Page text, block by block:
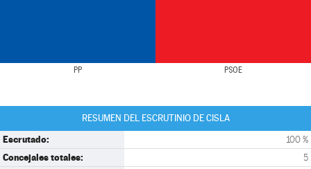
PP PSOE
RESUMEN DEL ESCRUTINIO DE CISLA
Escrutado: 100 %
Concejales totales: 5